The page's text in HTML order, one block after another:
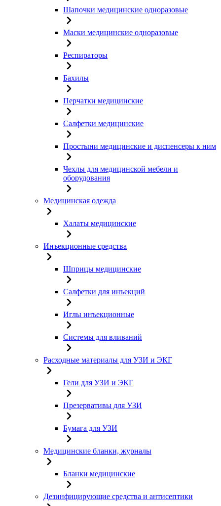
Шапочки медицинские одноразовые
Маски медицинские одноразовые
Респираторы
Бахилы
Перчатки медицинские
Салфетки медицинские
Простыни медицинские и диспенсеры к ним
Чехлы для медицинской мебели и
оборудования
Медицинская одежда
Халаты медицинские
Инъекционные средства
Шприцы медицинские
Салфетки для инъекций
Иглы инъекционные
Системы для вливаний
Расходные материалы для УЗИ и ЭКГ
Гели для УЗИ и ЭКГ
Презервативы для УЗИ
Бумага для УЗИ
Медицинские бланки, журналы
Бланки медицинские
Дезинфицирующие средства и антисептики